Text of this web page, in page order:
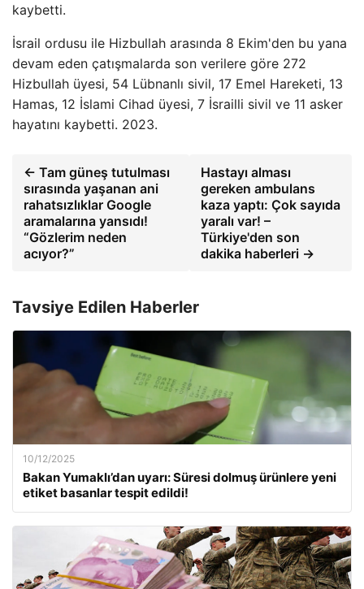
kaybetti.
İsrail ordusu ile Hizbullah arasında 8 Ekim'den bu yana
devam eden çatışmalarda son verilere göre 272
Hizbullah üyesi, 54 Lübnanlı sivil, 17 Emel Hareketi, 13
Hamas, 12 İslami Cihad üyesi, 7 İsrailli sivil ve 11 asker
hayatını kaybetti. 2023.
← Tam güneş tutulması
sırasında yaşanan ani
rahatsızlıklar Google
aramalarına yansıdı!
“Gözlerim neden
acıyor?”
Hastayı alması
gereken ambulans
kaza yaptı: Çok sayıda
yaralı var! –
Türkiye'den son
dakika haberleri →
Tavsiye Edilen Haberler
10/12/2025
Bakan Yumaklı’dan uyarı: Süresi dolmuş ürünlere yeni
etiket basanlar tespit edildi!